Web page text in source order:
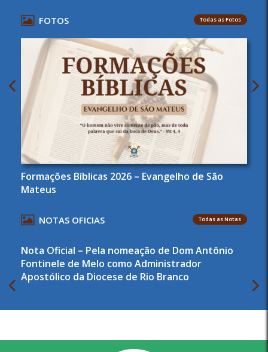
FOTOS Todas as Fotos
Formações Bíblicas 2026 – Evangelho de São
Mateus
NOTAS OFICIAS Todas as Notas
Nota Oficial – Pela nomeação de Dom Antônio
Fontinele de Melo como Administrador
Apostólico da Diocese de Rio Branco